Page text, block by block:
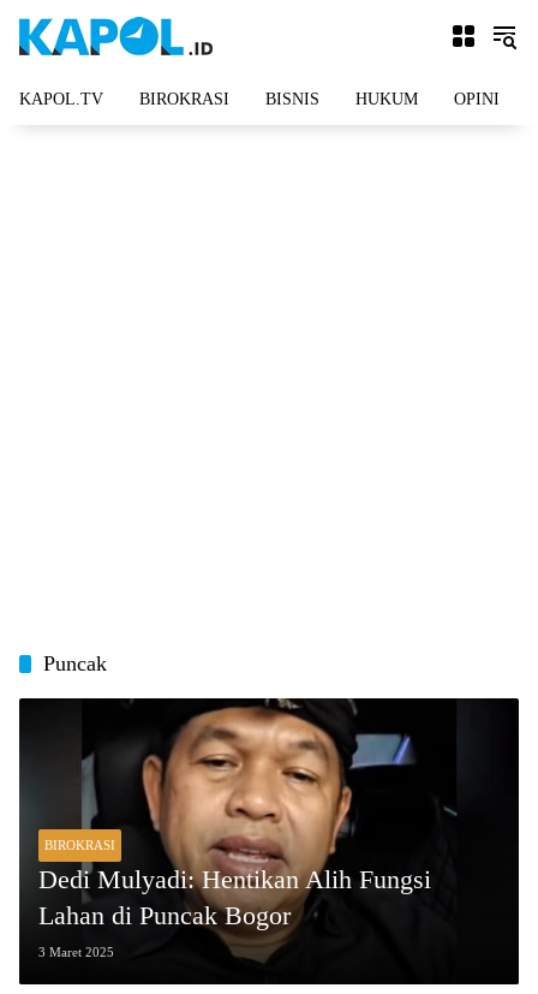
KAPOL.TV BIROKRASI BISNIS HUKUM OPINI
Puncak
BIROKRASI
Dedi Mulyadi: Hentikan Alih Fungsi
Lahan di Puncak Bogor
3 Maret 2025